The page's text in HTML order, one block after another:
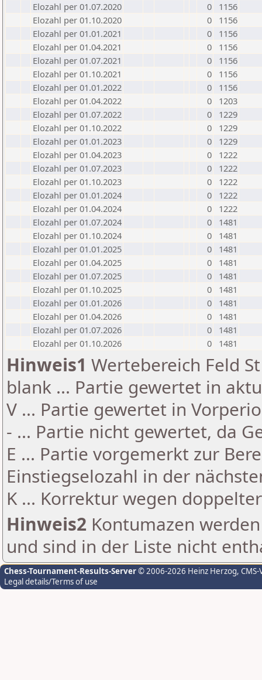
Elozahl per 01.07.2020
0
1156
Elozahl per 01.10.2020
0
1156
Elozahl per 01.01.2021
0
1156
Elozahl per 01.04.2021
0
1156
Elozahl per 01.07.2021
0
1156
Elozahl per 01.10.2021
0
1156
Elozahl per 01.01.2022
0
1156
Elozahl per 01.04.2022
0
1203
Elozahl per 01.07.2022
0
1229
Elozahl per 01.10.2022
0
1229
Elozahl per 01.01.2023
0
1229
Elozahl per 01.04.2023
0
1222
Elozahl per 01.07.2023
0
1222
Elozahl per 01.10.2023
0
1222
Elozahl per 01.01.2024
0
1222
Elozahl per 01.04.2024
0
1222
Elozahl per 01.07.2024
0
1481
Elozahl per 01.10.2024
0
1481
Elozahl per 01.01.2025
0
1481
Elozahl per 01.04.2025
0
1481
Elozahl per 01.07.2025
0
1481
Elozahl per 01.10.2025
0
1481
Elozahl per 01.01.2026
0
1481
Elozahl per 01.04.2026
0
1481
Elozahl per 01.07.2026
0
1481
Elozahl per 01.10.2026
0 1481
Hinweis1 Wertebereich Feld
blank ... Partie gewertet in
V ... Partie gewertet in
- ... Partie nicht gewertet, da
E ... Partie vorgemerkt zur
Einstiegselozahl in der
K ... Korrektur wegen
Hinweis2 Kontumazen
und sind in der Liste nicht
Chess-Tournament-Results-Server© 2006-2026 Heinz Herzog,
Legal details/Terms of use